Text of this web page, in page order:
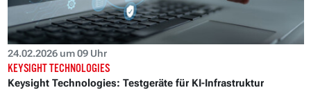
24.02.2026 um 09 Uhr
KEYSIGHT TECHNOLOGIES
Keysight Technologies: Testgeräte für KI-Infrastruktur